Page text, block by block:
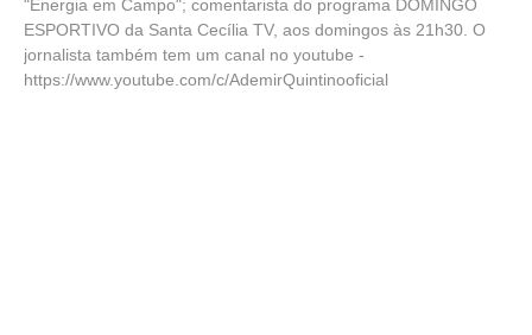
"Energia em Campo"; comentarista do programa DOMINGO
ESPORTIVO da Santa Cecília TV, aos domingos às 21h30. O
jornalista também tem um canal no youtube -
https://www.youtube.com/c/AdemirQuintinooficial